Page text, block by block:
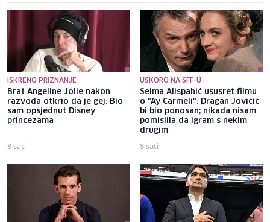
ISKRENO PRIZNANJE
Brat Angeline Jolie nakon
razvoda otkrio da je gej: Bio
sam opsjednut Disney
princezama
8 sati
USKORO NA SFF-U
Selma Alispahić ususret filmu
o "Ay Carmeli": Dragan Jovičić
bi bio ponosan; nikada nisam
pomislila da igram s nekim
drugim
8 sati